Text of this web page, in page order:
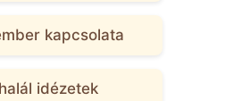
kapcsolata
idézetek